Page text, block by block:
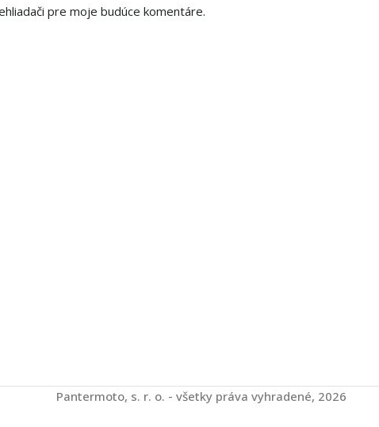
pre moje budúce komentáre.
Pantermoto, s. r. o. - všetky práva vyhradené, 2026